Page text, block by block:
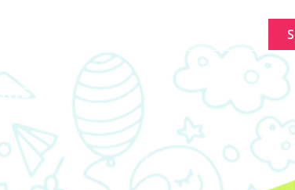
Constant
Contact
Use.
leave
this
blank.